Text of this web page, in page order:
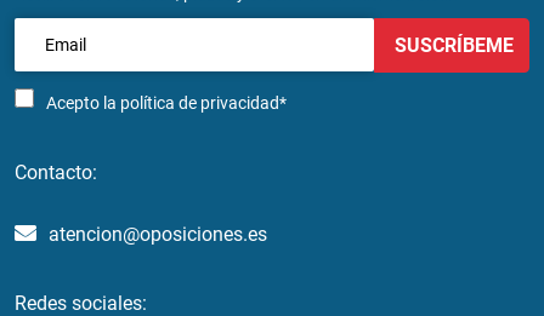
Acepto la política de privacidad*
SUSCRÍBEME
Contacto:
atencion@oposiciones.es
Redes sociales: